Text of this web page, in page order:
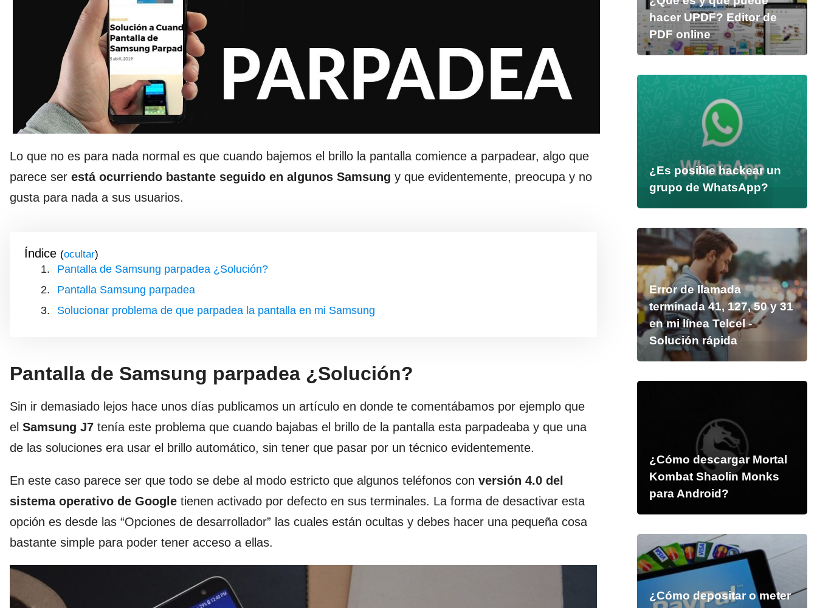
Lo que no es para nada normal es que cuando bajemos el brillo la pantalla comience a parpadear, algo que
parece ser está ocurriendo bastante seguido en algunos Samsung y que evidentemente, preocupa y no
gusta para nada a sus usuarios.
Índice ( )
Pantalla de Samsung parpadea ¿Solución?
Pantalla Samsung parpadea
Solucionar problema de que parpadea la pantalla en mi Samsung
Pantalla de Samsung parpadea ¿Solución?
Sin ir demasiado lejos hace unos días publicamos un artículo en donde te comentábamos por ejemplo que
el Samsung J7 tenía este problema que cuando bajabas el brillo de la pantalla esta parpadeaba y que una
de las soluciones era usar el brillo automático, sin tener que pasar por un técnico evidentemente.
En este caso parece ser que todo se debe al modo estricto que algunos teléfonos con versión 4.0 del
sistema operativo de Google tienen activado por defecto en sus terminales. La forma de desactivar esta
opción es desde las “Opciones de desarrollador” las cuales están ocultas y debes hacer una pequeña cosa
bastante simple para poder tener acceso a ellas.
hacer UPDF? Editor de
PDF online
¿Es posible hackear un
grupo de WhatsApp?
Error de llamada
terminada 41, 127, 50 y 31
en mi línea Telcel -
Solución rápida
¿Cómo descargar Mortal
Kombat Shaolin Monks
para Android?
¿Cómo depositar o meter